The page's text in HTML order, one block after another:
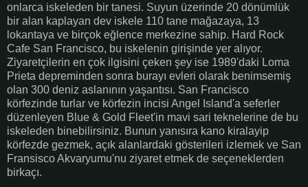
onlarca iskeleden bir tanesi. Suyun üzerinde 20 dönümlük
bir alan kaplayan dev iskele 110 tane mağazaya, 13
lokantaya ve birçok eğlence merkezine sahip. Hard Rock
Cafe San Francisco, bu iskelenin girişinde yer alıyor.
Ziyaretçilerin en çok ilgisini çeken şey ise 1989'daki Loma
Prieta depreminden sonra burayı evleri olarak benimsemiş
olan 300 deniz aslanının yaşantısı. San Francisco
körfezinde turlar ve körfezin incisi Angel Island'a seferler
düzenleyen Blue & Gold Fleet'in mavi sari teknelerine de bu
iskeleden binebilirsiniz. Bunun yanısıra kano kiralayip
körfezde gezmek, açık alanlardaki gösterileri izlemek ve San
Fransisco Akvaryumu'nu ziyaret etmek de seçeneklerden
birkaçı.